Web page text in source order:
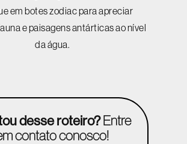
em botes zodiac para apreciar
e paisagens antárticas ao nível
da água.
desse roteiro?Entre
contato conosco!